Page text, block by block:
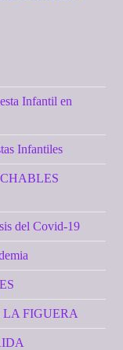
Infantil en
Infantiles
del Covid-19
LA FIGUERA